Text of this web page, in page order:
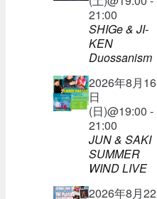
21:00
SHIGe & JI-
KEN
Duossanism
2026年8月16
日
(日)@19:00 -
21:00
JUN & SAKI
SUMMER
WIND LIVE
2026年8月22